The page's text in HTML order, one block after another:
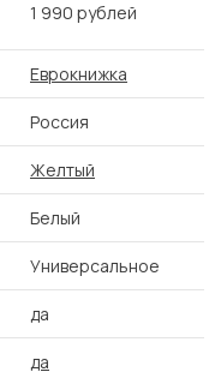
1 990 рублей
Еврокнижка
Россия
Желтый
Белый
Универсальное
да
да